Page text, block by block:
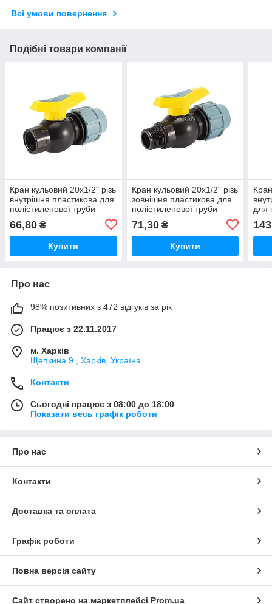
Всі умови повернення
Подібні товари компанії
Кран кульовий 20х1/2" різь
внутрішня пластикова для
поліетиленової труби
66,80 ₴
Купити
Кран кульовий 20х1/2" різь
зовнішня пластикова для
поліетиленової труби
71,30₴
Купити
для
143
Про нас
98% позитивних з 472 відгуків за рік
Працює з 22.11.2017
м. Харків
Щепкина 9., Харків, Україна
Контакти
Сьогодні працює з 08:00 до 18:00
Показати весь графік роботи
Про нас
Контакти
Доставка та оплата
Графік роботи
Повна версія сайту
Сайт створено на маркетплейсі Prom.ua